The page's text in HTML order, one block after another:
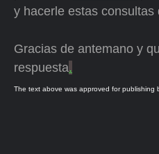
y hacerle estas
Gracias de antemano y
respuesta.
The text above was approved for publishing